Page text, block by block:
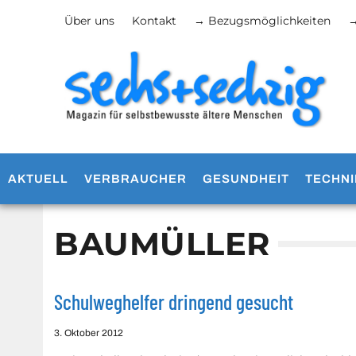
Über uns Kontakt → Bezugsmöglichkeiten
AKTUELL VERBRAUCHER GESUNDHEIT
BAUMÜLLER
Schulweghelfer dringend gesucht
3. Oktober 2012